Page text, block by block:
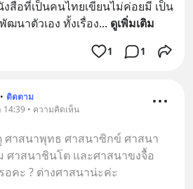
สือที่เป็นคนไทยเขียนไม่ค่อยมี เป็น
ฒนาตัวเอง ทั้งเรื่อง... ดูเพิ่มเติม
1 1
• ติดตาม
14:39 • ความคิดเห็น
ศาสนาพุทธ ศาสนาซิกข์ ศาสนา
ศาสนาชินโต และศาสนาขงจื้อ
อคะ ? ต่างศาสนาน่ะค่ะ